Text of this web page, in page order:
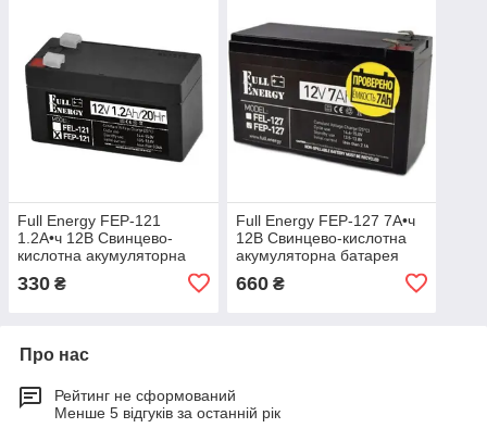
Full Energy FEP-121
1.2А•ч 12В Свинцево-
кислотна акумуляторна
330 ₴
Full Energy FEP-127 7А•ч
12В Свинцево-кислотна
акумуляторна батарея
660₴
Про нас
Рейтинг не сформований
Менше 5 відгуків за останній рік